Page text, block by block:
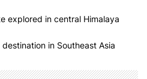
explored in central Himalaya
in Southeast Asia